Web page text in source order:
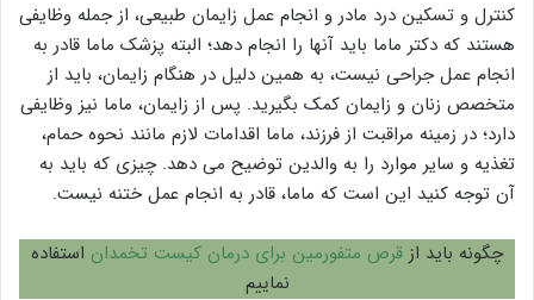
کنترل و تسکین درد مادر و انجام عمل زایمان طبیعی، از جمله وظایفی
هستند که دکتر ماما باید آنها را انجام دهد؛ البته پزشک ماما قادر به
انجام عمل جراحی نیست، به همین دلیل در هنگام زایمان، باید از
متخصص زنان و زایمان کمک بگیرید. پس از زایمان، ماما نیز وظایفی
دارد؛ در زمینه مراقبت از فرزند، ماما اقدامات لازم مانند نحوه حمام،
تغذیه و سایر موارد را به والدین توضیح می دهد. چیزی که باید به
آن توجه کنید این است که ماما، قادر به انجام عمل ختنه نیست.
چگونه باید از قرص متفورمین برای درمان کیست تخمدان استفاده
نماییم